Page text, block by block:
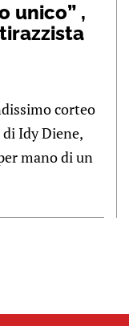
unico” ,
corteo
Idy Diene,
mano di un